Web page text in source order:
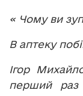
« Чому ви
В аптеку
Ігор
перший